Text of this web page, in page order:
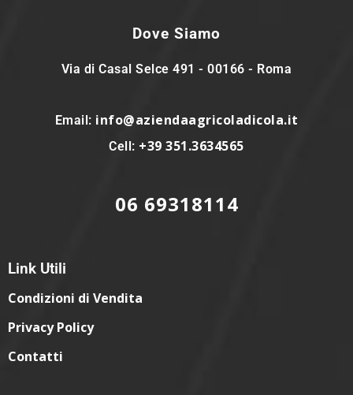
Dove Siamo
Via di Casal Selce 491 - 00166 - Roma
Email: info@aziendaagricoladicola.it
Cell: +39 351.3634565
06 69318114
Link Utili
Condizioni di Vendita
Privacy Policy
Contatti